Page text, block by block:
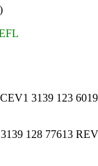
3139 123
128 77613